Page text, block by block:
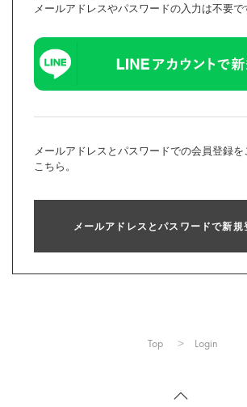
メールアドレスやパスワードの入力は不要で
メールアドレスとパスワードでの会員登録
こちら。
メールアドレスとパスワードで新規
Top Login